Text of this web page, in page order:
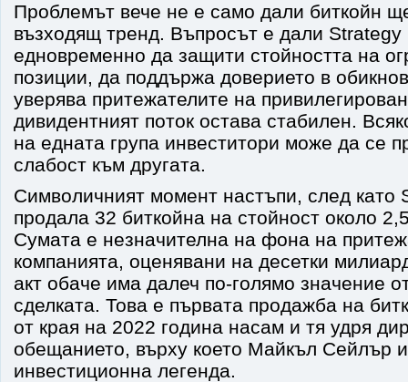
Проблемът вече не е само дали биткойн
възходящ тренд. Въпросът е дали
едновременно да защити стойността на
позиции, да поддържа доверието в
уверява притежателите на
дивидентният поток остава стабилен.
на едната група инвеститори може да се
слабост към другата.
Символичният момент настъпи, след като
продала 32 биткойна на стойност около
Сумата е незначителна на фона на
компанията, оценявани на десетки
акт обаче има далеч по-голямо значение
сделката. Това е първата продажба на
от края на 2022 година насам и тя удря
обещанието, върху което Майкъл Сейлър
инвестиционна легенда.